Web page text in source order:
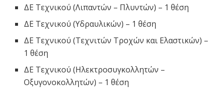
ΔΕ Τεχνικού (Λιπαντών – Πλυντών) – 1 θέση
ΔΕ Τεχνικού (Υδραυλικών) – 1 θέση
ΔΕ Τεχνικού (Τεχνιτών Τροχών και Ελαστικών) –
1 θέση
ΔΕ Τεχνικού (Ηλεκτροσυγκολλητών –
Οξυγονοκολλητών) – 1 θέση